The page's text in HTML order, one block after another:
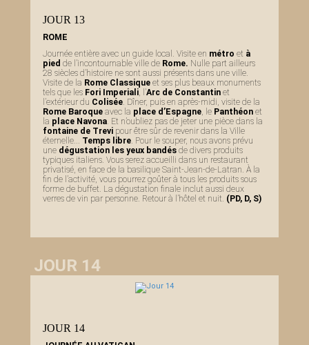
JOUR 13
ROME
Journée entière avec un guide local. Visite en métro et à
pied de l’incontournable ville de Rome. Nulle part ailleurs
28 siècles d’histoire ne sont aussi présents dans une ville.
Visite de la Rome Classique et ses plus beaux monuments
tels que les Fori Imperiali, l’Arc de Constantin et
l’extérieur du Colisée. Dîner, puis en après-midi, visite de la
Rome Baroque avec la place d’Espagne, le Panthéon et
la place Navona. Et n’oubliez pas de jeter une pièce dans la
fontaine de Trevi pour être sûr de revenir dans la Ville
éternelle... Temps libre. Pour le souper, nous avons prévu
une dégustation les yeux bandés de divers produits
typiques italiens. Vous serez accueilli dans un restaurant
privatisé, en face de la basilique Saint-Jean-de-Latran. À la
fin de l’activité, vous pourrez goûter à tous les produits sous
forme de buffet. La dégustation finale inclut aussi deux
verres de vin par personne. Retour à l’hôtel et nuit. (PD, D, S)
JOUR 14
JOUR 14